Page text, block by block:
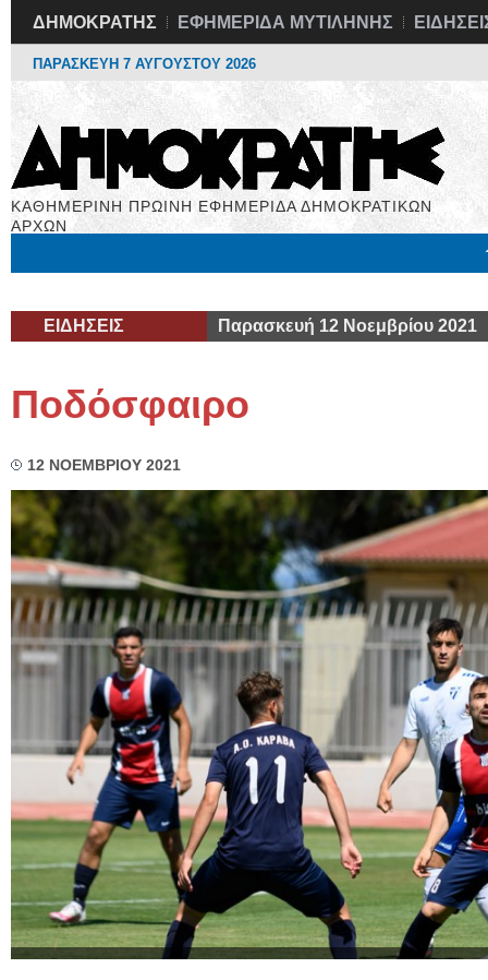
ΔΗΜΟΚΡΑΤΗΣ ΕΦΗΜΕΡΙΔΑ ΜΥΤΙΛΗΝΗΣ
ΠΑΡΑΣΚΕΥΗ 7 ΑΥΓΟΥΣΤΟΥ 2026
ΚΑΘΗΜΕΡΙΝΗ ΠΡΩΙΝΗ ΕΦΗΜΕΡΙΔΑ ΔΗΜΟΚΡΑΤΙΚΩΝ
ΑΡΧΩΝ
ΕΙΔΗΣΕΙΣ Παρασκευή 12 Νοεμβρίου 2021
Ποδόσφαιρο
12 ΝΟΕΜΒΡΙΟΥ 2021